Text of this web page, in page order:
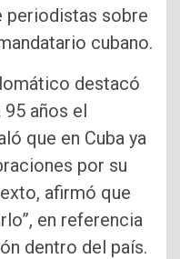
periodistas sobre
cubano.
destacó
años el
que en Cuba ya
por su
afirmó que
en referencia
dentro del país.